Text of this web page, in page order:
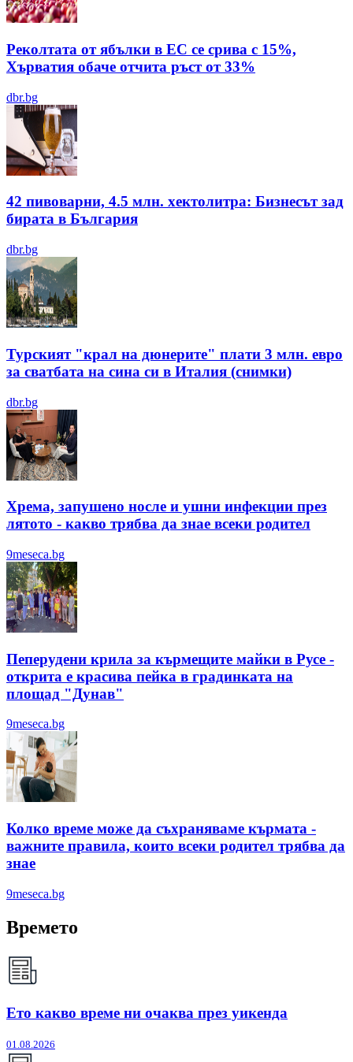
Реколтата от ябълки в ЕС се срива с 15%,
Хърватия обаче отчита ръст от 33%
dbr.bg
42 пивоварни, 4.5 млн. хектолитра: Бизнесът зад
бирата в България
dbr.bg
Турският "крал на дюнерите" плати 3 млн. евро
за сватбата на сина си в Италия (снимки)
dbr.bg
Хрема, запушено носле и ушни инфекции през
лятотo - какво трябва да знае всеки родител
9meseca.bg
Пеперудени крила за кърмещите майки в Русе -
открита е красива пейка в градинката на
площад "Дунав"
9meseca.bg
Колко време може да съхраняваме кърмата -
важните правила, които всеки родител трябва да
знае
9meseca.bg
Времето
Ето какво време ни очаква през уикенда
01.08.2026